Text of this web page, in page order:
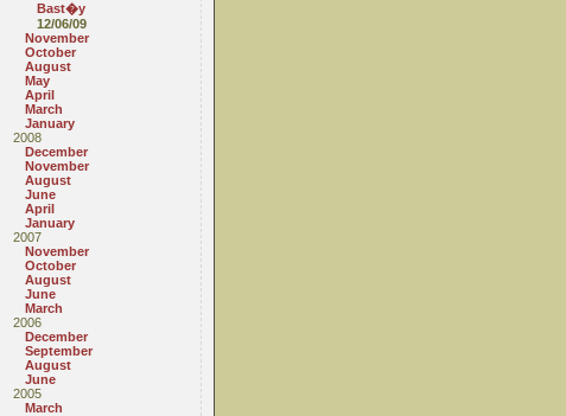
Bast�y
12/06/09
November
October
August
May
April
March
January
2008
December
November
August
June
April
January
2007
November
October
August
June
March
2006
December
September
August
June
2005
March